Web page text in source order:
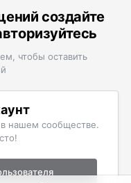
создайте
чтобы оставить
в нашем сообществе.